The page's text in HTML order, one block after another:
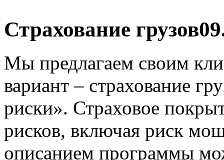
Страхование грузов
Мы предлагаем своим
вариант – страхование
риски». Страховое
рисков, включая риск
описанием программы